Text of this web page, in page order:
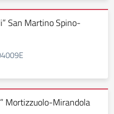
San Martino Spino-
Mortizzuolo-Mirandola